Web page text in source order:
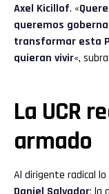
Axel Kicillof. «
queremos
transformar esta
quieran vivir«,
La UCR
armado
Al dirigente radical